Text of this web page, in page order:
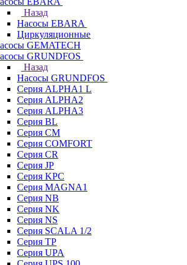
Назад
Насосы EBARA
Циркуляционные
GEMATECH
GRUNDFOS
Назад
Насосы GRUNDFOS
Серия ALPHA1 L
Серия ALPHA2
Серия ALPHA3
Серия BL
Серия CM
Серия COMFORT
Серия CR
Серия JP
Серия KPC
Серия MAGNA1
Серия NB
Серия NK
Серия NS
Серия SCALA 1/2
Серия TP
Серия UPA